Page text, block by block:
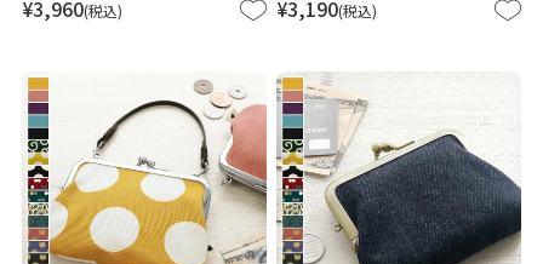
¥3,960 税込 ¥3,190 税込